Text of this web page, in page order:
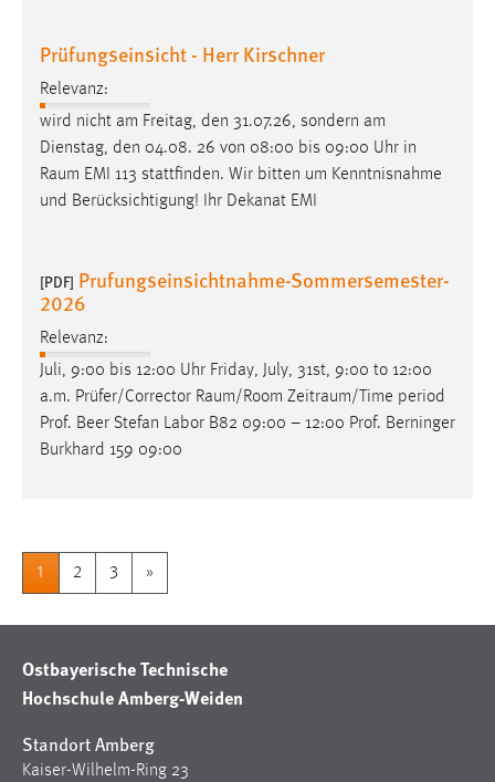
Prüfungseinsicht - Herr Kirschner
Relevanz:
wird nicht am Freitag, den 31.07.26, sondern am
Dienstag, den 04.08. 26 von 08:00 bis 09:00 Uhr in
Raum EMI 113 stattfinden. Wir bitten um Kenntnisnahme
und Berücksichtigung! Ihr Dekanat EMI
[PDF] Prufungseinsichtnahme-Sommersemester-
2026
Relevanz:
Juli, 9:00 bis 12:00 Uhr Friday, July, 31st, 9:00 to 12:00
a.m. Prüfer/Corrector Raum/Room Zeitraum/Time period
Prof. Beer Stefan Labor B82 09:00 – 12:00 Prof. Berninger
Burkhard 159 09:00
1 2 3 »
Ostbayerische Technische
Hochschule Amberg-Weiden
Standort Amberg
Kaiser-Wilhelm-Ring 23